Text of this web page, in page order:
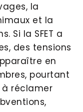
la
et la
Si la SFET a
des tensions
en
pourtant
réclamer